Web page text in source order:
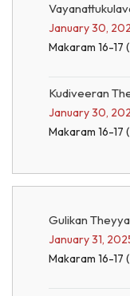
January 30,
Makaram 16-17
Kudiveeran
January 30,
Makaram 16-17
Gulikan
January 31,
Makaram 16-17